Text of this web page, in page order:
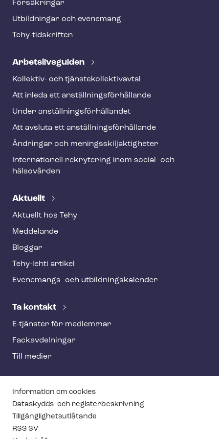
e
Försäkringar
Utbildningar och evenemang
Tehy-​tidskriften
Ar­bets­livs­gui­den
Kollektiv- och tjäns­te­kol­lek­tivav­tal
Att inleda ett an­ställ­nings­för­hål­lan­de
Under an­ställ­nings­för­hål­lan­det
Att avsluta ett an­ställ­nings­för­hål­lan­de
Ändringar och me­nings­skilj­ak­tig­he­ter
Internationell rekrytering inom social- och
hälsovården
Aktuellt
Aktuellt hos Tehy
Meddelande
Bloggar
Tehy-lehti artikel
Evenemangs- och ut­bild­nings­ka­len­der
Ta kontakt
E-tjänster för medlemmar
Fackav­del­ning­ar
Till medier
T
e
h
y
Information om cookies
Dataskydds- och re­gis­ter­be­skriv­ning
Till­gäng­lig­hets­ut­lå­tan­de
RSS SV